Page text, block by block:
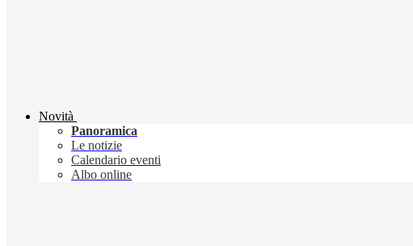
Novità
Panoramica
Le notizie
Calendario eventi
Albo online